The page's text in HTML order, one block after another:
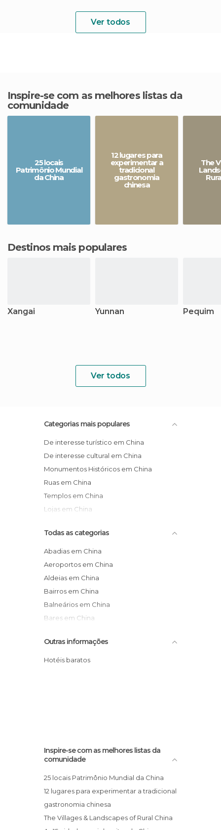
Ver todos
Inspire-se com as melhores listas da
comunidade
25 locais
Patrimônio Mundial
da China
12 lugares para
experimentar a
tradicional
gastronomia
chinesa
The
Destinos mais populares
Xangai Yunnan Pequim
Ver todos
Categorias mais populares
De interesse turístico em China
De interesse cultural em China
Monumentos Históricos em China
Ruas em China
Templos em China
Lojas em China
Todas as categorias
Abadias em China
Aeroportos em China
Aldeias em China
Bairros em China
Balneários em China
Bares em China
Caminhadas em China
Cataratas em China
Circuito Ciclismo em China
De interesse desportivo em China
De interesse turístico em China
Desertos em China
Espectáculos em China
Outras informações
Hotéis baratos
Inspire-se com as melhores listas da
comunidade
25 locais Patrimônio Mundial da China
12 lugares para experimentar a tradicional
gastronomia chinesa
The Villages & Landscapes of Rural China